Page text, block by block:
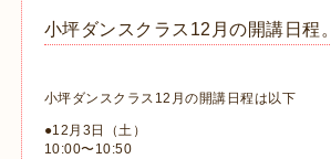
小坪ダンスクラス12月の開講日程。
小坪ダンスクラス12月の開講日程は以下
●12月3日（土）
10:00〜10:50